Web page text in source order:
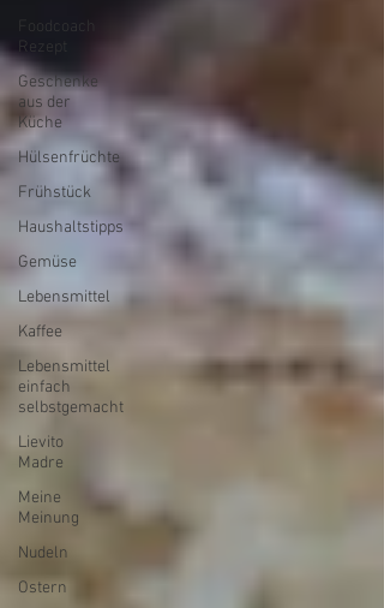
Foodcoach
Rezept
Geschenke
aus der
Küche
Hülsenfrüchte
Frühstück
Haushaltstipps
Gemüse
Lebensmittel
Kaffee
Lebensmittel
einfach
selbstgemacht
Lievito
Madre
Meine
Meinung
Nudeln
Ostern